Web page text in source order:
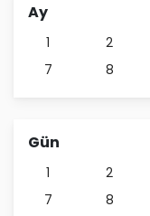
Ay
1 2
7
8
Gün
1 2
7
8